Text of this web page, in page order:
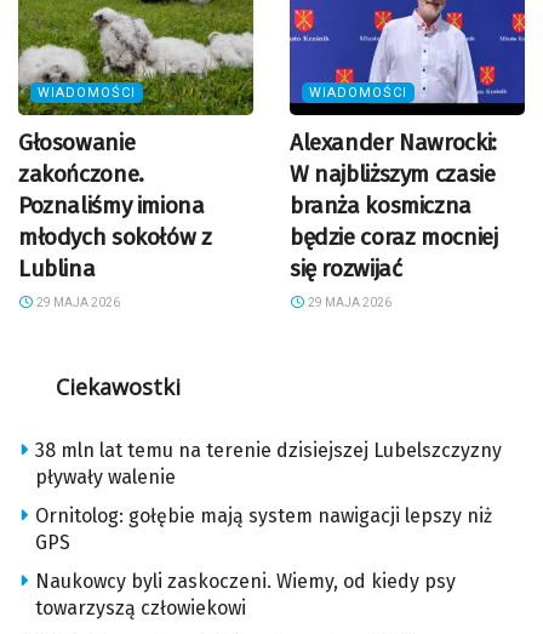
WIADOMOŚCI
Głosowanie
zakończone.
Poznaliśmy imiona
młodych sokołów z
Lublina
29 MAJA 2026
WIADOMOŚCI
Alexander Nawrocki:
W najbliższym czasie
branża kosmiczna
będzie coraz mocniej
się rozwijać
29 MAJA 2026
Ciekawostki
38 mln lat temu na terenie dzisiejszej Lubelszczyzny
pływały walenie
Ornitolog: gołębie mają system nawigacji lepszy niż
GPS
Naukowcy byli zaskoczeni. Wiemy, od kiedy psy
towarzyszą człowiekowi